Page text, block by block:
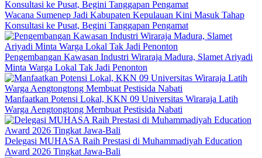
Wacana Sumenep Jadi Kabupaten Kepulauan Kini Masuk Tahap
Konsultasi ke Pusat, Begini Tanggapan Pengamat
Pengembangan Kawasan Industri Wiraraja Madura, Slamet Ariyadi
Minta Warga Lokal Tak Jadi Penonton
Manfaatkan Potensi Lokal, KKN 09 Universitas Wiraraja Latih
Warga Aengtongtong Membuat Pestisida Nabati
Delegasi MUHASA Raih Prestasi di Muhammadiyah Education
Award 2026 Tingkat Jawa-Bali